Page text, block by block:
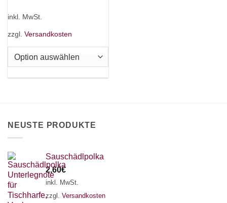
mehrere
auf.
gewählt
werden
inkl. MwSt.
zzgl. Versandkosten
NEUSTE PRODUKTE
Sauschädlpolka
2,60€
inkl. MwSt.
zzgl. Versandkosten